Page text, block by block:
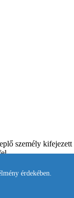
érdekében.
személy kifejezett
fel.
.